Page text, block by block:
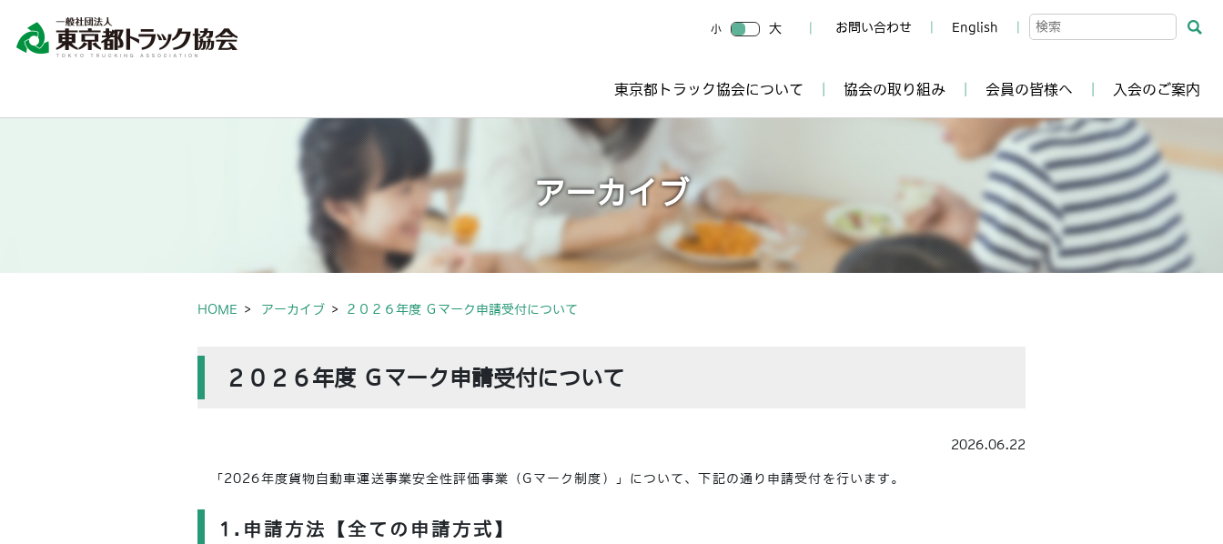
お問い合わせ English
小 大
東京都トラック協会について 協会の取り組み 会員の皆様へ 入会のご案内
アーカイブ
HOME アーカイブ ２０２６年度 Ｇマーク申請受付について
２０２６年度 Ｇマーク申請受付について
2026.06.22
「2026年度貨物自動車運送事業安全性評価事業（Gマーク制度）」について、下記の通り申請受付を行います。
1.申請方法【全ての申請方式】